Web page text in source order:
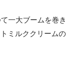
一大ブームを巻き
ミルククリームの